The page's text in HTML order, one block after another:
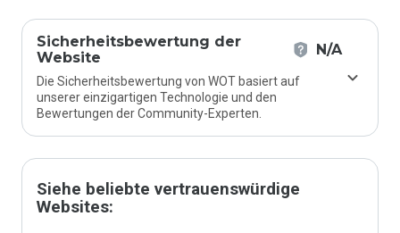
Sicherheitsbewertung der
Website
N/A
Die Sicherheitsbewertung von WOT basiert auf
unserer einzigartigen Technologie und den
Bewertungen der Community-Experten.
Siehe beliebte vertrauenswürdige
Websites: